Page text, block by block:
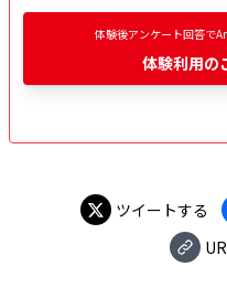
体験後アンケート回答で
体験利用の
ツイートする